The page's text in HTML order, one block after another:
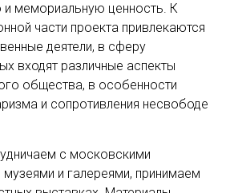
мемориальную ценность. К
части проекта привлекаются
деятели, в сферу
входят различные аспекты
общества, в особенности
и сопротивления несвободе
с московскими
и галереями, принимаем